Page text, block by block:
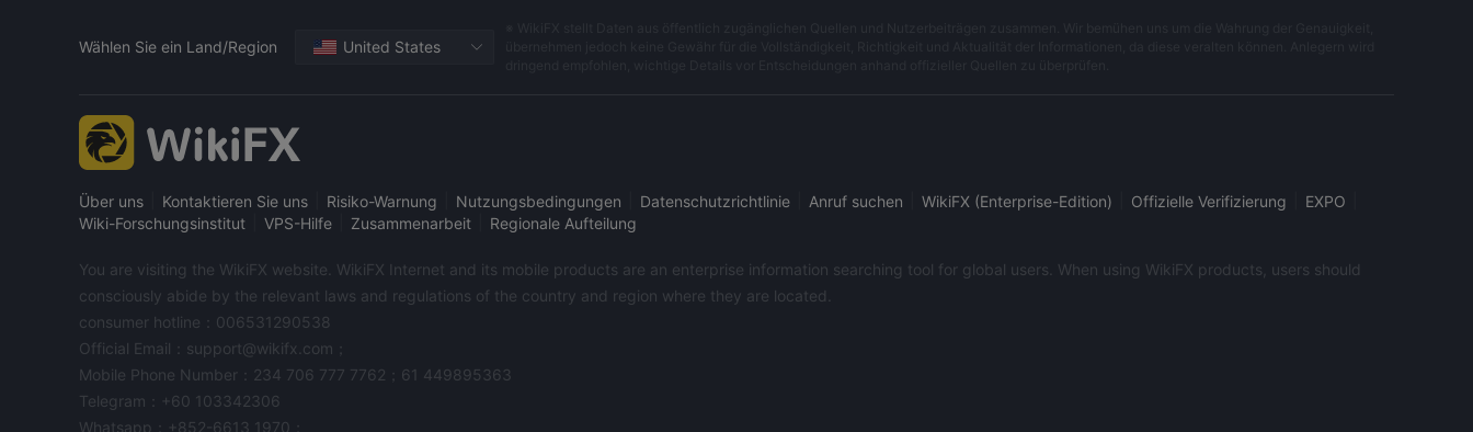
Wählen Sie ein Land/Region United States
Über uns Kontaktieren Sie uns Risiko-Warnung Nutzungsbedingungen Datenschutzrichtlinie Anruf suchen WikiFX (Enterprise-Edition) Offizielle Verifizierung EXPO
Wiki-Forschungsinstitut
VPS-Hilfe Zusammenarbeit Regionale Aufteilung
You are visiting the WikiFX website. WikiFX Internet and its mobile products are an enterprise information searching tool for global users. When using WikiFX products, users should
consciously abide by the relevant laws and regulations of the country and region where they are located.
consumer hotline：006531290538
Official Email：support@wikifx.com；
Mobile Phone Number：234 706 777 7762；61 449895363
Telegram：+60 103342306
Whatsapp：+852-6613 1970；